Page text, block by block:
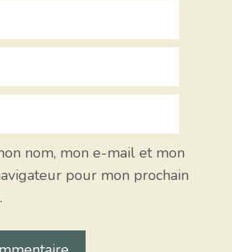
nom, mon e-mail et mon
pour mon prochain